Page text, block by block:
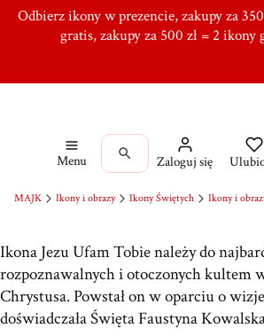
Odbierz ikony w prezencie, zakupy za
gratis, zakupy za 500 zł = 2 ikony
Tworzymy od ponad 10 lat w Ręcznie,
zadowolonych klientów,Dołącz do
Menu Zaloguj się
MAJK Ikony i obrazy Ikony Świętych Ikony i
Ikona Jezu Ufam Tobie należy do
rozpoznawalnych i otoczonych kultem
Chrystusa. Powstał on w oparciu o
doświadczała Święta Faustyna